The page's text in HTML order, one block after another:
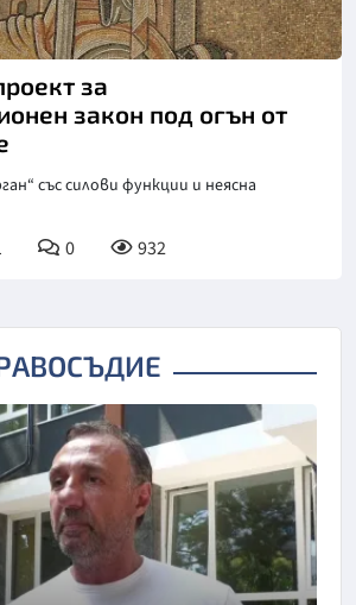
за
закон под огън от
със силови функции и неясна
0 932